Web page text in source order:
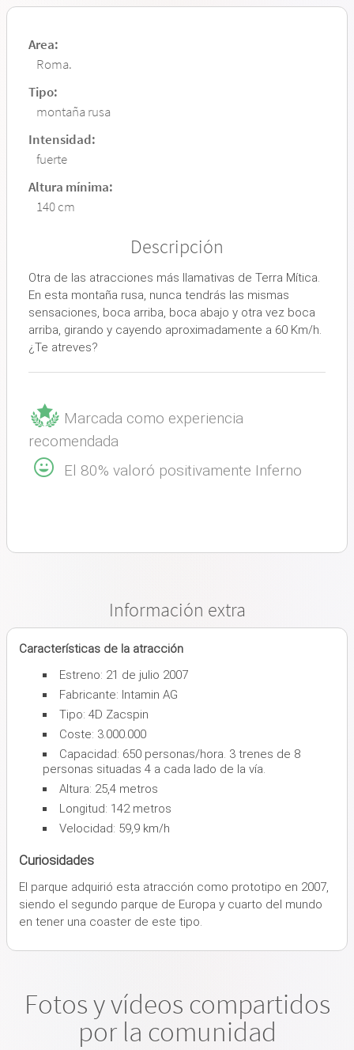
Area:
Roma.
Tipo:
montaña rusa
Intensidad:
fuerte
Altura mínima:
140 cm
Descripción
Otra de las atracciones más llamativas de Terra Mítica.
En esta montaña rusa, nunca tendrás las mismas
sensaciones, boca arriba, boca abajo y otra vez boca
arriba, girando y cayendo aproximadamente a 60 Km/h.
¿Te atreves?
Marcada como experiencia
recomendada
El 80% valoró positivamente Inferno
Información extra
Características de la atracción
Estreno: 21 de julio 2007
Fabricante: Intamin AG
Tipo: 4D Zacspin
Coste: 3.000.000
Capacidad: 650 personas/hora. 3 trenes de 8
personas situadas 4 a cada lado de la vía.
Altura: 25,4 metros
Longitud: 142 metros
Velocidad: 59,9 km/h
Curiosidades
El parque adquirió esta atracción como prototipo en 2007,
siendo el segundo parque de Europa y cuarto del mundo
en tener una coaster de este tipo.
Fotos y vídeos compartidos
por la comunidad